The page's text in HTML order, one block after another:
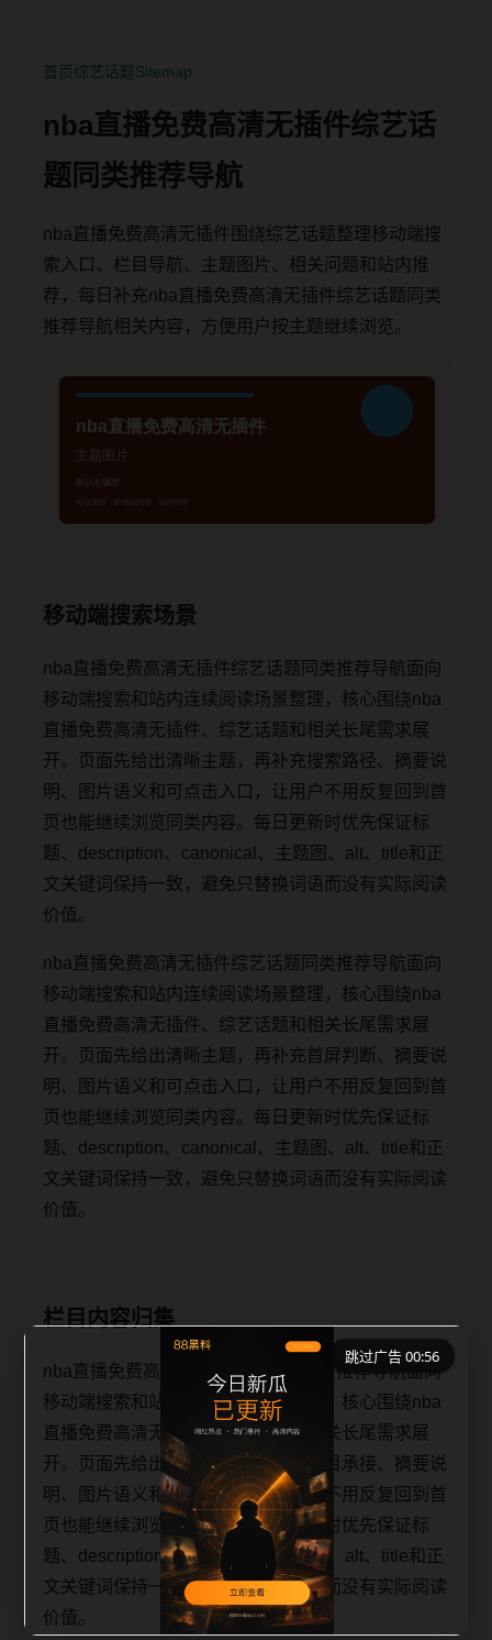
首页综艺话题Sitemap
nba直播免费高清无插件综艺话
题同类推荐导航
nba直播免费高清无插件围绕综艺话题整理移动端搜
索入口、栏目导航、主题图片、相关问题和站内推
荐，每日补充nba直播免费高清无插件综艺话题同类
推荐导航相关内容，方便用户按主题继续浏览。
移动端搜索场景
nba直播免费高清无插件综艺话题同类推荐导航面向
移动端搜索和站内连续阅读场景整理，核心围绕nba
直播免费高清无插件、综艺话题和相关长尾需求展
开。页面先给出清晰主题，再补充搜索路径、摘要说
明、图片语义和可点击入口，让用户不用反复回到首
页也能继续浏览同类内容。每日更新时优先保证标
题、description、canonical、主题图、alt、title和正
文关键词保持一致，避免只替换词语而没有实际阅读
价值。
nba直播免费高清无插件综艺话题同类推荐导航面向
移动端搜索和站内连续阅读场景整理，核心围绕nba
直播免费高清无插件、综艺话题和相关长尾需求展
开。页面先给出清晰主题，再补充首屏判断、摘要说
明、图片语义和可点击入口，让用户不用反复回到首
页也能继续浏览同类内容。每日更新时优先保证标
题、description、canonical、主题图、alt、title和正
文关键词保持一致，避免只替换词语而没有实际阅读
价值。
栏目内容归集
nba直播免费高清无插件综艺话题同类推荐导航面向
移动端搜索和站内连续阅读场景整理，核心围绕nba
直播免费高清无插件、综艺话题和相关长尾需求展
开。页面先给出清晰主题，再补充栏目承接、摘要说
明、图片语义和可点击入口，让用户不用反复回到首
页也能继续浏览同类内容。每日更新时优先保证标
题、description、canonical、主题图、alt、title和正
文关键词保持一致，避免只替换词语而没有实际阅读
价值。
跳过广告 00:56